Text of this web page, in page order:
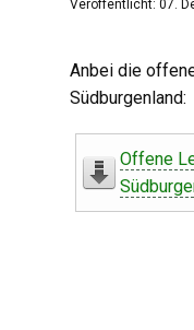
Veröffentlicht: 07.
Anbei die
Südburgenland:
Offene